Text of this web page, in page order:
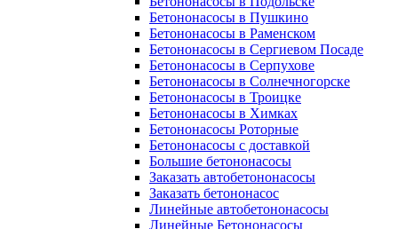
Бетононасосы в Пушкино
Бетононасосы в Раменском
Бетононасосы в Сергиевом Посаде
Бетононасосы в Серпухове
Бетононасосы в Солнечногорске
Бетононасосы в Троицке
Бетононасосы в Химках
Бетононасосы Роторные
Бетононасосы с доставкой
Большие бетононасосы
Заказать автобетононасосы
Заказать бетононасос
Линейные автобетононасосы
Линейные Бетононасосы